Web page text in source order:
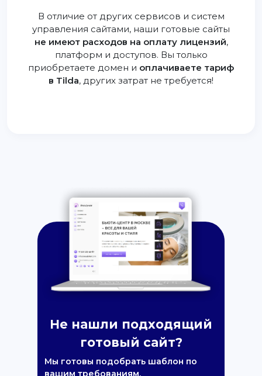
В отличие от других сервисов и систем
управления сайтами, наши готовые сайты
не имеют расходов на оплату лицензий,
платформ и доступов. Вы только
приобретаете домен и оплачиваете тариф
в Tilda, других затрат не требуется!
Не нашли подходящий
готовый сайт?
Мы готовы подобрать шаблон по
вашим требованиям.